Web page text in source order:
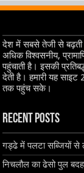
देश में सबसे तेजी से बढ़ती
अधिक विश्वसनीय,
पहुंचाती है। इसकी
देती है। हमारी यह
तक पहुंच सके।
Recent Posts
गड्ढे में पलटा सब्जियों से
निचलौल का ढेसो पुल